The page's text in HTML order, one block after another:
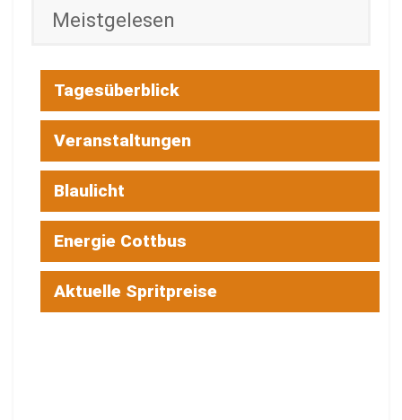
Meistgelesen
Tagesüberblick
Veranstaltungen
Blaulicht
Energie Cottbus
Aktuelle Spritpreise